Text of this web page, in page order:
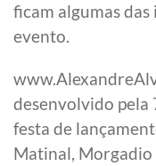
ficam algumas
evento.
desenvolvido pela
festa de
Matinal, Morgadio